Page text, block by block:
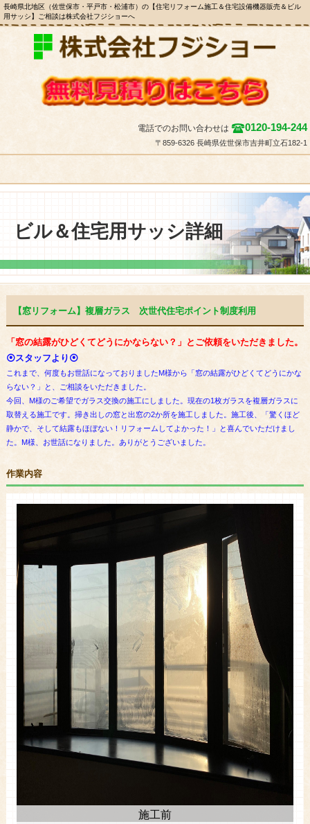
長崎県北地区（佐世保市・平戸市・松浦市）の【住宅リフォーム施工＆住宅設備機器販売＆ビル
用サッシ】ご相談は株式会社フジショーへ
電話でのお問い合わせは 0120-194-244
〒859-6326 長崎県佐世保市吉井町立石182-1
ビル＆住宅用サッシ詳細
【窓リフォーム】複層ガラス 次世代住宅ポイント制度利用
「窓の結露がひどくてどうにかならない？」とご依頼をいただきました。
⦿スタッフより⦿
これまで、何度もお世話になっておりましたM様から「窓の結露がひどくてどうにかな
らない？」と、ご相談をいただきました。
今回、M様のご希望でガラス交換の施工にしました。現在の1枚ガラスを複層ガラスに
取替える施工です。掃き出しの窓と出窓の2か所を施工しました。施工後、「驚くほど
静かで、そして結露もほぼない！リフォームしてよかった！」と喜んでいただけまし
た。M様、お世話になりました。ありがとうございました。
作業内容